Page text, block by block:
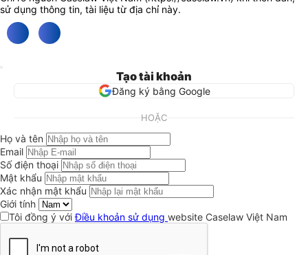
sử dụng thông tin, tài liệu từ địa chỉ này.
Tạo tài khoản
Đăng ký bằng Google
HOẶC
Họ và tên
Email
Số điện thoại
Mật khẩu
Xác nhận mật khẩu
Giới tính
Tôi đồng ý vớiĐiều khoản sử dụng website Caselaw Việt Nam